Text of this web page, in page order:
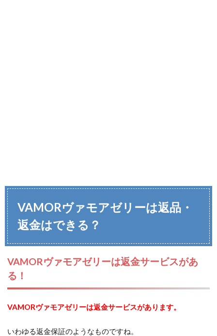
VAMORヴァモアゼリーは返品・
返金はできる？
VAMORヴァモアゼリーは返金サービスがあ
る！
VAMORヴァモアゼリーは返金サービスがあります。
いわゆる返金保証のようなものですね。